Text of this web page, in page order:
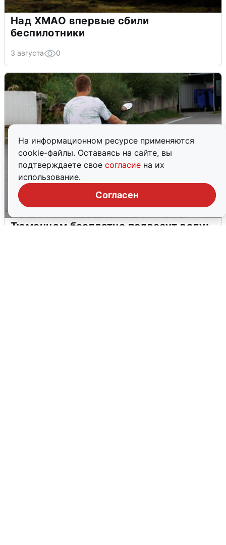
На информационном ресурсе применяются
cookie-файлы. Оставаясь на сайте, вы
подтверждаете свое согласие на их
использование.
Согласен
Над ХМАО впервые сбили
беспилотники
3 августа 0
Тюменцам бесплатно подвезут воду: